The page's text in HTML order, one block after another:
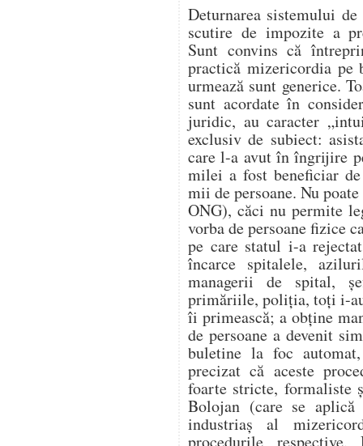
Deturnarea sistemului
scutire de impozite a
Sunt convins că
practică mizericordia pe
urmează sunt generice.
sunt acordate în
juridic, au caracter
exclusiv de subiect:
care l-a avut în îngrijire
milei a fost beneficiar
mii de persoane. Nu
ONG), căci nu permite
vorba de persoane fizice
pe care statul i-a
încarce spitalele,
managerii de spital,
primăriile, poliția, toți i-
îi primească; a obține
de persoane a devenit
buletine la foc
precizat că aceste
foarte stricte, formaliste
Bolojan (care se
industriaș al
procedurile